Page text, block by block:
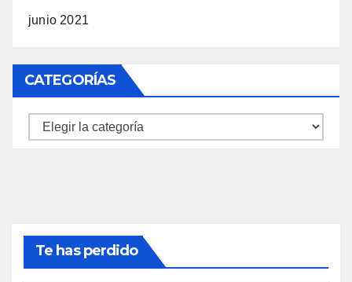
junio 2021
CATEGORÍAS
Categorías
Te has perdido